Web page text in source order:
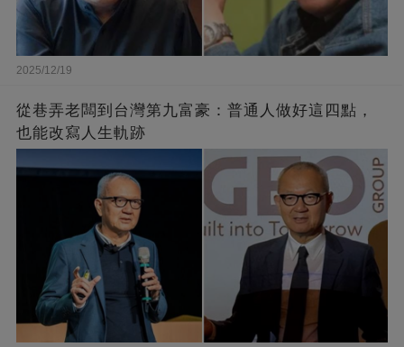
2025/12/19
從巷弄老闆到台灣第九富豪：普通人做好這四點，
也能改寫人生軌跡